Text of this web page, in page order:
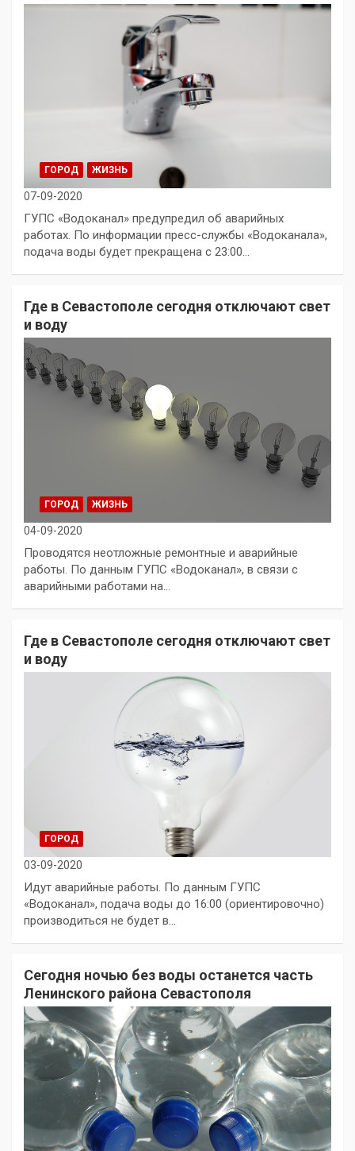
ГОРОД ЖИЗНЬ
07-09-2020
ГУПС «Водоканал» предупредил об аварийных
работах. По информации пресс-службы «Водоканала»,
подача воды будет прекращена с 23:00…
Где в Севастополе сегодня отключают свет
и воду
ГОРОД ЖИЗНЬ
04-09-2020
Проводятся неотложные ремонтные и аварийные
работы. По данным ГУПС «Водоканал», в связи с
аварийными работами на…
Где в Севастополе сегодня отключают свет
и воду
ГОРОД
03-09-2020
Идут аварийные работы. По данным ГУПС
«Водоканал», подача воды до 16:00 (ориентировочно)
производиться не будет в…
Сегодня ночью без воды останется часть
Ленинского района Севастополя